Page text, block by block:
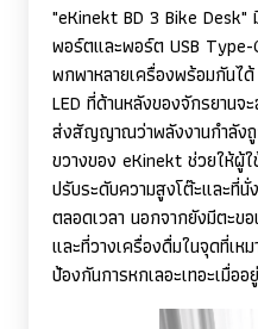
"eKinekt BD 3 Bike Desk"
พอร์ตและพอร์ต USB Type-
พกพาหลายเครื่องพร้อมกันไ
LED ที่ด้านหลังของจักรยานจ
ส่งสัญญาณว่าพลังงานกำลัง
ขวางของ eKinekt ช่วยให้ผู้
ปรับระดับความสูงโต๊ะและที่นั่
ตลอดเวลา นอกจากยังมีตะข
และที่วางเครื่องดื่มในจุดที่เห
ป้องกันการหกเลอะเทอะเมื่อ